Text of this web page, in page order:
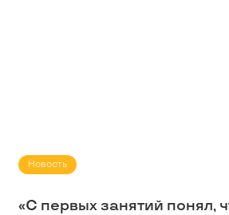
Новость
«С первых занятий понял,